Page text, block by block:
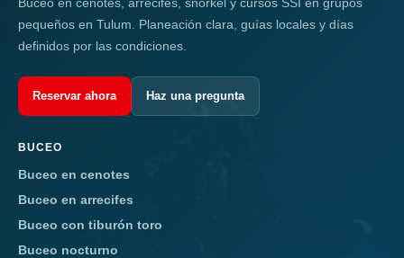
pequeños en Tulum. Planeación clara, guías locales y días
definidos por las condiciones.
Reservar ahora Haz una pregunta
BUCEO
Buceo en cenotes
Buceo en arrecifes
Buceo con tiburón toro
Buceo nocturno